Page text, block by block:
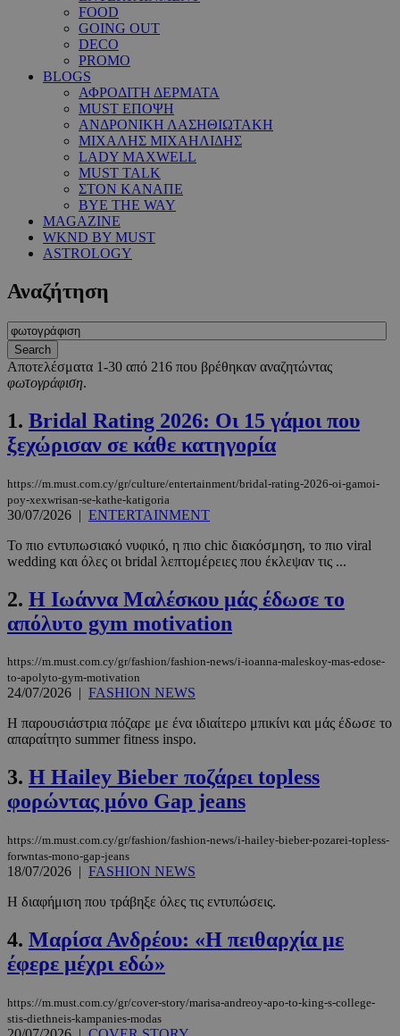
FOOD
GOING OUT
DECO
PROMO
BLOGS
ΑΦΡΟΔΙΤΗ ΔΕΡΜΑΤΑ
MUST ΕΠΟΨΗ
ΑΝΔΡΟΝΙΚΗ ΛΑΣΗΘΙΩΤΑΚΗ
ΜΙΧΑΛΗΣ ΜΙΧΑΗΛΙΔΗΣ
LADY MAXWELL
MUST TALK
ΣΤΟΝ ΚΑΝΑΠΕ
BYE THE WAY
MAGAZINE
WKND BY MUST
ASTROLOGY
Αναζήτηση
Αποτελέσματα 1-30 από 216 που βρέθηκαν αναζητώντας
φωτογράφιση.
1. Bridal Rating 2026: Οι 15 γάμοι που
ξεχώρισαν σε κάθε κατηγορία
https://m.must.com.cy/gr/culture/entertainment/bridal-rating-2026-oi-gamoi-
poy-xexwrisan-se-kathe-katigoria
30/07/2026 | ENTERTAINMENT
Το πιο εντυπωσιακό νυφικό, η πιο chic διακόσμηση, το πιο viral
wedding και όλες οι bridal λεπτομέρειες που έκλεψαν τις ...
2. Η Ιωάννα Μαλέσκου μάς έδωσε το
απόλυτο gym motivation
https://m.must.com.cy/gr/fashion/fashion-news/i-ioanna-maleskoy-mas-edose-
to-apolyto-gym-motivation
24/07/2026 | FASHION NEWS
Η παρουσιάστρια πόζαρε με ένα ιδιαίτερο μπικίνι και μάς έδωσε το
απαραίτητο summer fitness inspo.
3. Η Hailey Bieber ποζάρει topless
φορώντας μόνο Gap jeans
https://m.must.com.cy/gr/fashion/fashion-news/i-hailey-bieber-pozarei-topless-
forwntas-mono-gap-jeans
18/07/2026 | FASHION NEWS
Η διαφήμιση που τράβηξε όλες τις εντυπώσεις.
4. Μαρίσα Ανδρέου: «Η πειθαρχία με
έφερε μέχρι εδώ»
https://m.must.com.cy/gr/cover-story/marisa-andreoy-apo-to-king-s-college-
stis-diethneis-kampanies-modas